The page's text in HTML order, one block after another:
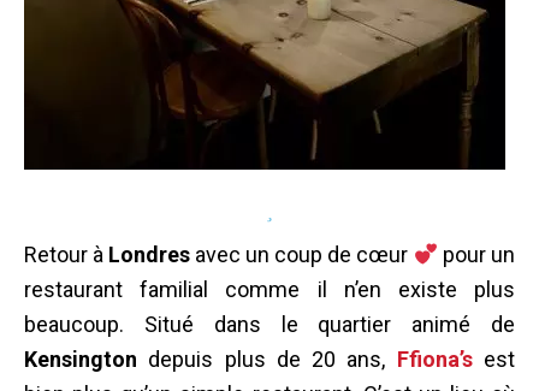
Retour à Londres avec un coup de cœur
pour un
restaurant familial comme il n’en existe plus
beaucoup. Situé dans le quartier animé de
Kensington depuis plus de 20 ans, Ffiona’sest